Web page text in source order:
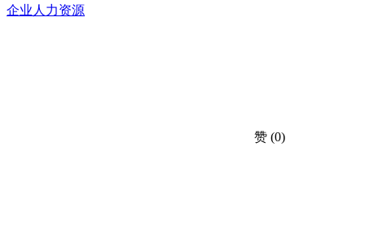
企业人力资源
赞 (0)